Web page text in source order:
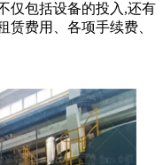
仅包括设备的投入,还有
赁费用、各项手续费、